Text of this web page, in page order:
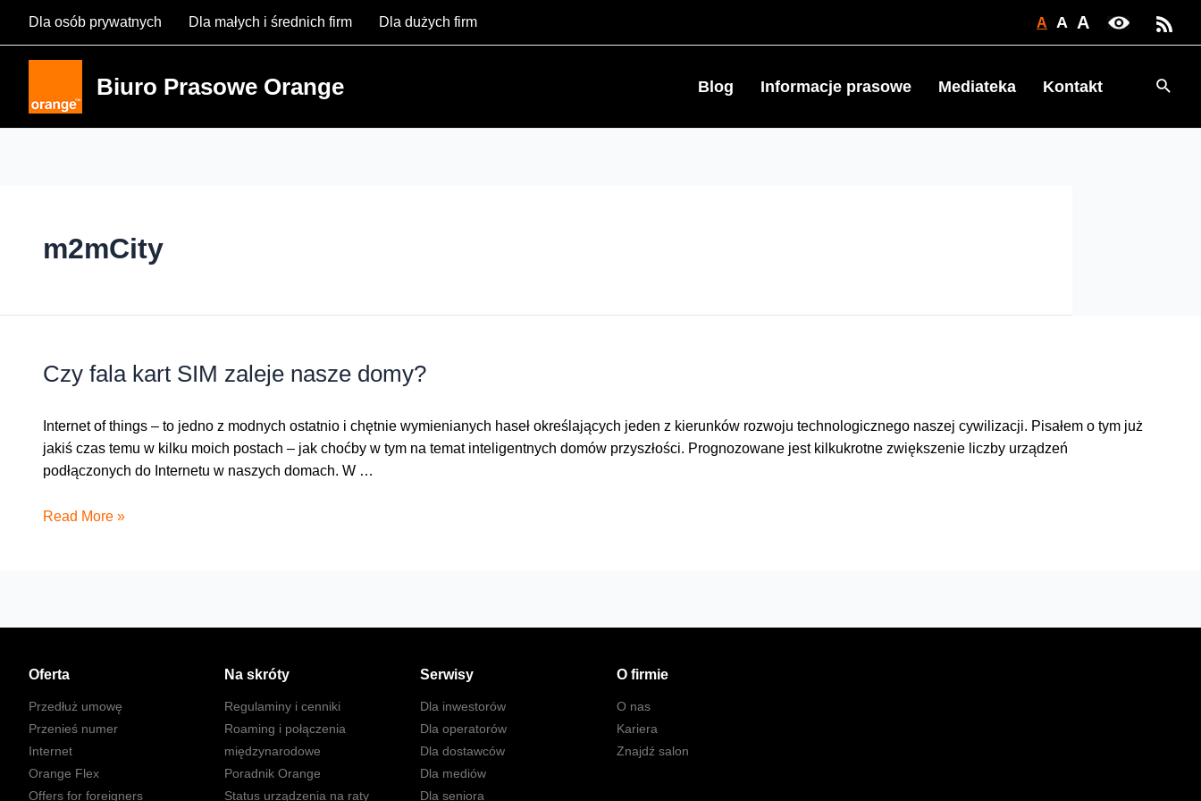
Dla osób prywatnych Dla małych i średnich firm Dla dużych firm A A A
Biuro Prasowe Orange Blog Informacje prasowe Mediateka Kontakt
m2mCity
Czy fala kart SIM zaleje nasze domy?
Internet of things – to jedno z modnych ostatnio i chętnie wymienianych haseł określających jeden z kierunków rozwoju technologicznego naszej cywilizacji. Pisałem o tym już
jakiś czas temu w kilku moich postach – jak choćby w tym na temat inteligentnych domów przyszłości. Prognozowane jest kilkukrotne zwiększenie liczby urządzeń
podłączonych do Internetu w naszych domach. W …
Czy
nasze
Read More »
Oferta
Przedłuż umowę
Przenieś numer
Internet
Orange Flex
Offers for foreigners
Na skróty
Regulaminy i cenniki
Roaming i połączenia
międzynarodowe
Poradnik Orange
Status urządzenia na raty
Serwisy
Dla inwestorów
Dla operatorów
Dla dostawców
Dla mediów
Dla seniora
O firmie
O nas
Kariera
Znajdź salon